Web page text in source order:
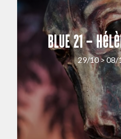
BLUE 21 –
29/10 >